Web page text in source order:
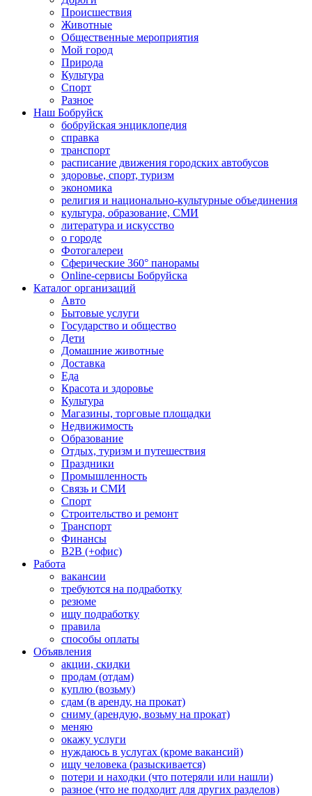
Происшествия
Животные
Общественные мероприятия
Мой город
Природа
Культура
Спорт
Разное
Наш Бобруйск
бобруйская энциклопедия
справка
транспорт
расписание движения городских автобусов
здоровье, спорт, туризм
экономика
религия и национально-культурные объединения
культура, образование, СМИ
литература и искусство
о городе
Фотогалереи
Сферические 360° панорамы
Online-сервисы Бобруйска
Каталог организаций
Авто
Бытовые услуги
Государство и общество
Дети
Домашние животные
Доставка
Еда
Красота и здоровье
Культура
Магазины, торговые площадки
Недвижимость
Образование
Отдых, туризм и путешествия
Праздники
Промышленность
Связь и СМИ
Спорт
Строительство и ремонт
Транспорт
Финансы
B2B (+офис)
Работа
вакансии
требуются на подработку
резюме
ищу подработку
правила
способы оплаты
Объявления
акции, скидки
продам (отдам)
куплю (возьму)
сдам (в аренду, на прокат)
сниму (арендую, возьму на прокат)
меняю
окажу услуги
нуждаюсь в услугах (кроме вакансий)
ищу человека (разыскивается)
потери и находки (что потеряли или нашли)
разное (что не подходит для других разделов)